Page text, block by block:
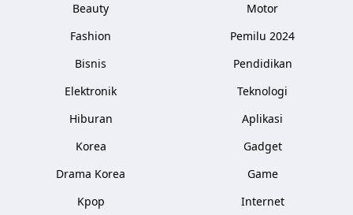
Beauty
Fashion
Bisnis
Elektronik
Hiburan
Korea
Drama Korea
Kpop
Motor
Pemilu 2024
Pendidikan
Teknologi
Aplikasi
Gadget
Game
Internet